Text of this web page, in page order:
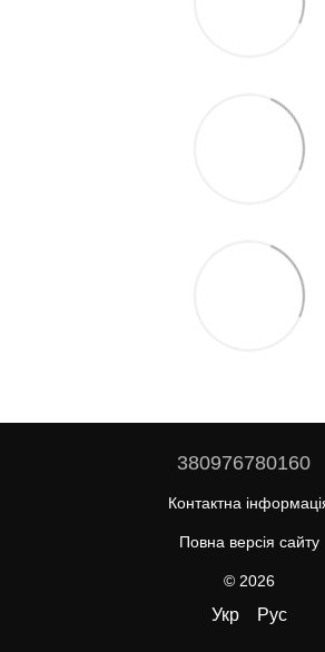
380976780160
Контактна
Повна версія сайту
© 2026
Укр Рус